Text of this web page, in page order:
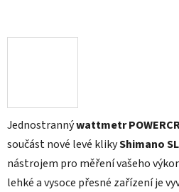
Jednostrannýwattmetr
součást nové levé klikyShimano
nástrojem pro měření vašeho
lehké a vysoce přesné zařízení je